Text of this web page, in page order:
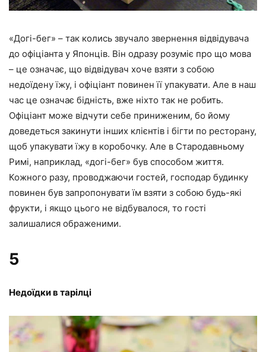
«Догі-бег» – так колись звучало звернення відвідувача
до офіціанта у Японців. Він одразу розуміє про що мова
– це означає, що відвідувач хоче взяти з собою
недоїдену їжу, і офіціант повинен її упакувати. Але в наш
час це означає бідність, вже ніхто так не робить.
Офіціант може відчути себе приниженим, бо йому
доведеться закинути інших клієнтів і бігти по ресторану,
щоб упакувати їжу в коробочку. Але в Стародавньому
Римі, наприклад, «догі-бег» був способом життя.
Кожного разу, проводжаючи гостей, господар будинку
повинен був запропонувати їм взяти з собою будь-які
фрукти, і якщо цього не відбувалося, то гості
залишалися ображеними.
5
Недоїдки в тарілці